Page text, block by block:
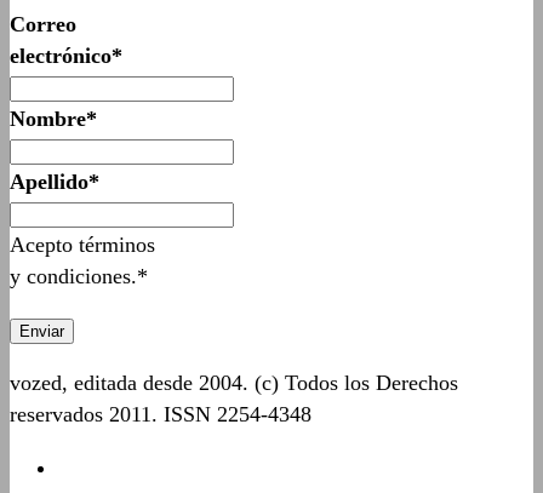
Correo
electrónico*
Nombre*
Apellido*
Acepto términos
y condiciones.*
vozed, editada desde 2004. (c) Todos los Derechos
reservados 2011. ISSN 2254-4348